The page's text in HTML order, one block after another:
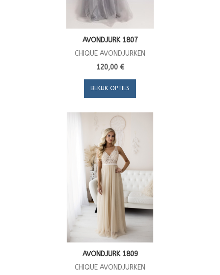
AVONDJURK 1807
CHIQUE AVONDJURKEN
120,00 €
BEKIJK OPTIES
AVONDJURK 1809
CHIQUE AVONDJURKEN